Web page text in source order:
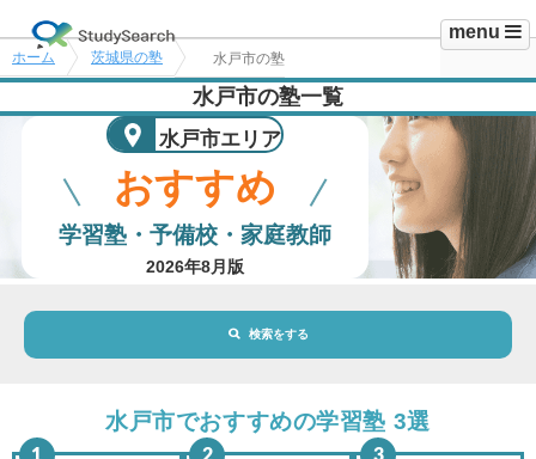
menu
ホーム 茨城県の塾 水戸市の塾
水戸市の塾一覧
水戸市エリア
おすすめ
学習塾・予備校・家庭教師
2026年8月版
検索をする
地域・駅 水戸市エリア
水戸市でおすすめの学習塾 3選